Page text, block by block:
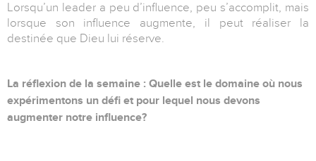
Lorsqu’un leader a peu d’influence, peu s’accomplit, mais
lorsque son influence augmente, il peut réaliser la
destinée que Dieu lui réserve.
La réflexion de la semaine : Quelle est le domaine où nous
expérimentons un défi et pour lequel nous devons
augmenter notre influence?